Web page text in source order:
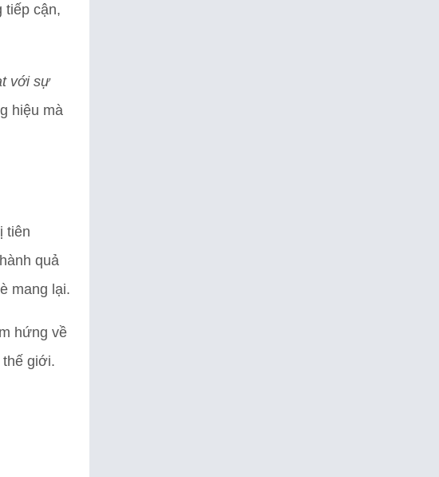
tiếp cận,
với sự
hiệu mà
tiên
quả
mang lại.
hứng về
giới.